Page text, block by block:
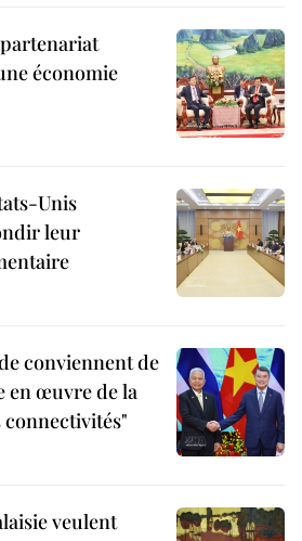
économie
Unis
leur
conviennent de
en œuvre de la
connectivités"
veulent